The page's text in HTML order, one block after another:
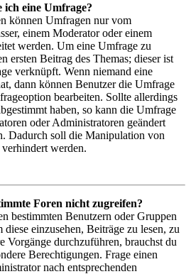
ich eine Umfrage?
können Umfragen nur vom
einem Moderator oder einem
werden. Um eine Umfrage zu
ersten Beitrag des Themas; dieser ist
verknüpft. Wenn niemand eine
dann können Benutzer die Umfrage
bearbeiten. Sollte allerdings
haben, so kann die Umfrage
oder Administratoren geändert
Dadurch soll die Manipulation von
werden.
Foren nicht zugreifen?
bestimmten Benutzern oder Gruppen
einzusehen, Beiträge zu lesen, zu
Vorgänge durchzuführen, brauchst du
Berechtigungen. Frage einen
nach entsprechenden